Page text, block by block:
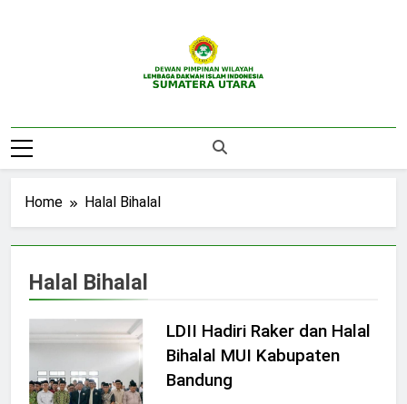
DPW LDII
Sumatera Utara
Home Halal Bihalal
Halal Bihalal
LDII Hadiri Raker dan Halal
Bihalal MUI Kabupaten
Bandung